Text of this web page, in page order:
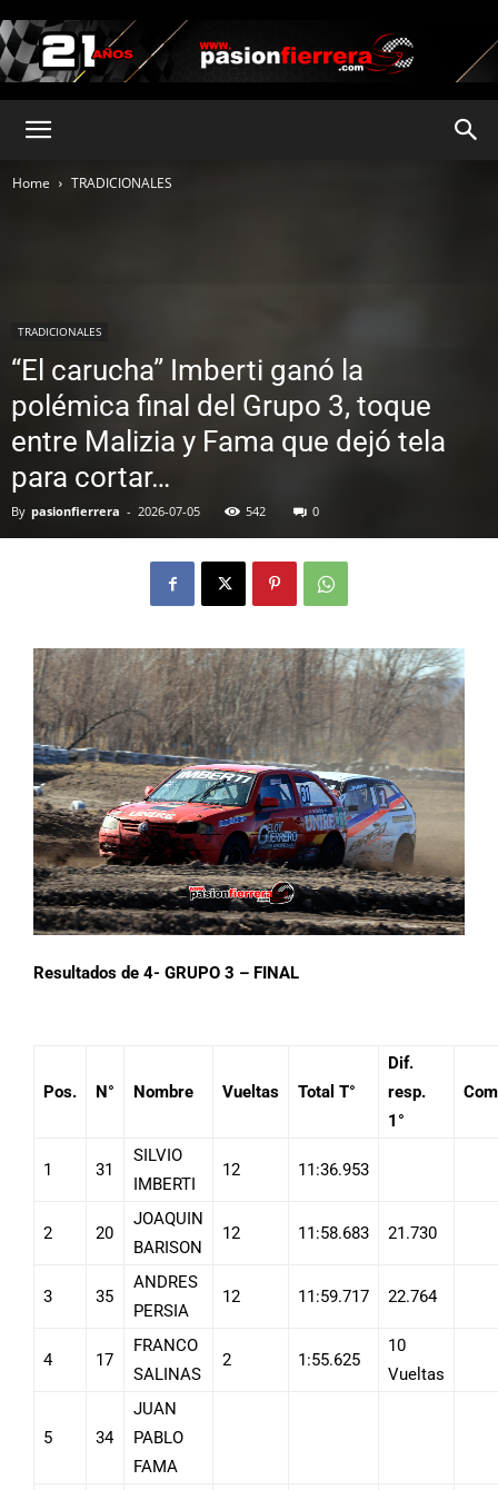
Home TRADICIONALES
TRADICIONALES
“El carucha” Imberti ganó la
polémica final del Grupo 3, toque
entre Malizia y Fama que dejó tela
para cortar…
By pasionfierrera - 2026-07-05 542 0
Resultados de 4- GRUPO 3 – FINAL
Pos. N° Nombre Vueltas Total T°
Dif.
resp.
1°
1 31
SILVIO
IMBERTI
12 11:36.953
2 20
JOAQUIN
BARISON
12 11:58.683 21.730
3 35
ANDRES
PERSIA
12 11:59.717 22.764
4 17
FRANCO
SALINAS
2 1:55.625
10
Vueltas
5 34
JUAN
PABLO
FAMA